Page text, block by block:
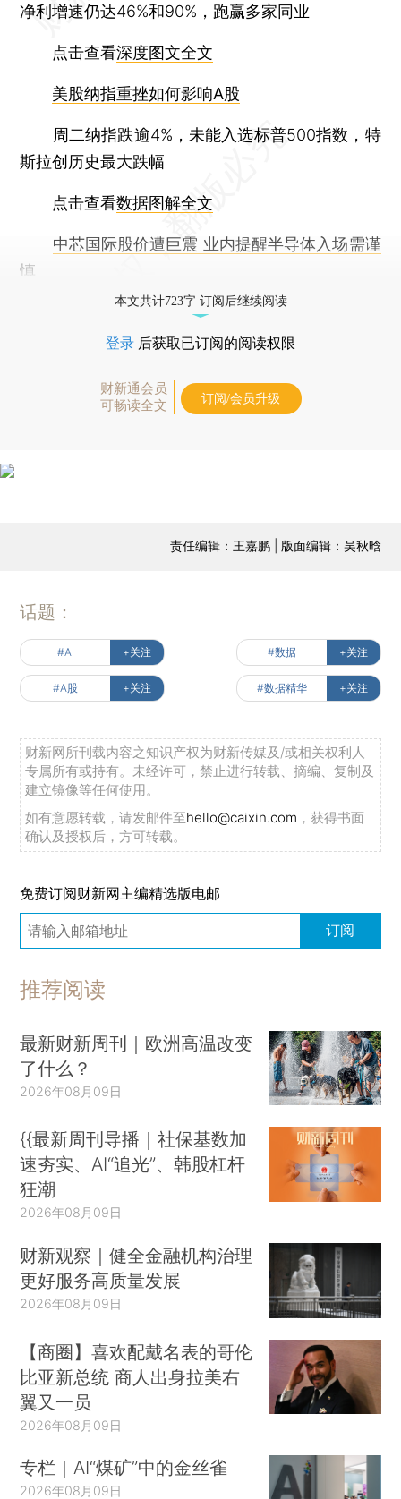
净利增速仍达46%和90%，跑赢多家同业
点击查看深度图文全文
美股纳指重挫如何影响A股
周二纳指跌逾4%，未能入选标普500指数，特
斯拉创历史最大跌幅
点击查看数据图解全文
中芯国际股价遭巨震 业内提醒半导体入场需谨
慎
本文共计723字 订阅后继续阅读
登录 后获取已订阅的阅读权限
财新通会员
可畅读全文
订阅/会员升级
责任编辑：王嘉鹏 | 版面编辑：吴秋晗
话题：
#AI +关注 #数据 +关注
#A股 +关注 #数据精华 +关注
财新网所刊载内容之知识产权为财新传媒及/或相关权利人
专属所有或持有。未经许可，禁止进行转载、摘编、复制及
建立镜像等任何使用。
如有意愿转载，请发邮件至hello@caixin.com ，获得书面
确认及授权后，方可转载。
免费订阅财新网主编精选版电邮
订阅
推荐阅读
最新财新周刊｜欧洲高温改变
了什么？
2026年08月09日
{{最新周刊导播｜社保基数加
速夯实、AI“追光”、韩股杠杆
狂潮
2026年08月09日
财新观察｜健全金融机构治理
更好服务高质量发展
2026年08月09日
【商圈】喜欢配戴名表的哥伦
比亚新总统 商人出身拉美右
翼又一员
2026年08月09日
专栏｜AI“煤矿”中的金丝雀
2026年08月09日